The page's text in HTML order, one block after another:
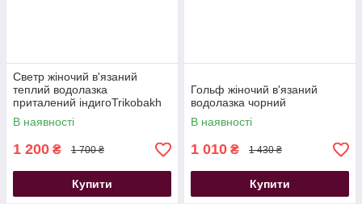
Светр жіночий в'язаний
теплий водолазка
приталений індигоTrikobakh
В наявності
1 200 ₴ 1 700 ₴
Купити
Гольф жіночий в'язаний
водолазка чорний
В наявності
1 010 ₴ 1 430 ₴
Купити